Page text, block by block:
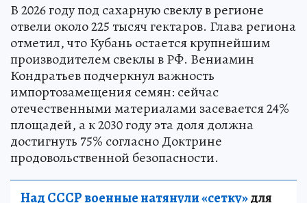
В 2026 году под сахарную свеклу в регионе
отвели около 225 тысяч гектаров. Глава региона
отметил, что Кубань остается крупнейшим
производителем свеклы в РФ. Вениамин
Кондратьев подчеркнул важность
импортозамещения семян: сейчас
отечественными материалами засевается 24%
площадей, а к 2030 году эта доля должна
достигнуть 75% согласно Доктрине
продовольственной безопасности.
Над СССР военные натянули «сетку»для